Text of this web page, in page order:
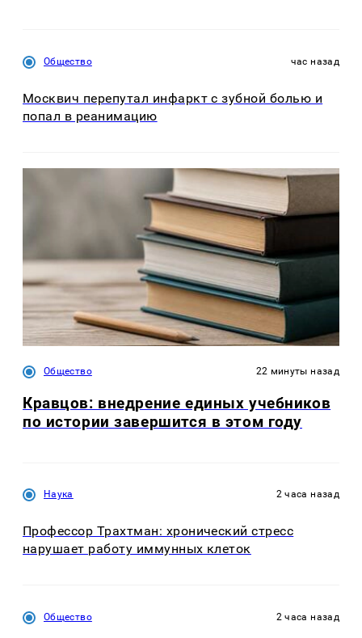
Общество час назад
Москвич перепутал инфаркт с зубной болью и
попал в реанимацию
Общество 22 минуты назад
Кравцов: внедрение единых учебников
по истории завершится в этом году
Наука 2 часа назад
Профессор Трахтман: хронический стресс
нарушает работу иммунных клеток
Общество 2 часа назад